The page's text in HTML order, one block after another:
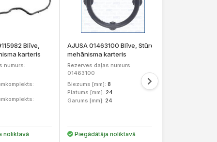
Blīve,
karteris
numurs:
noliktavā
AJUSA 01463100 Blīve, Stūres
mehānisma karteris
Rezerves daļas numurs:
01463100
Biezums [mm]: 8
Platums [mm]: 24
Garums [mm]: 24
Piegādātāja noliktavā